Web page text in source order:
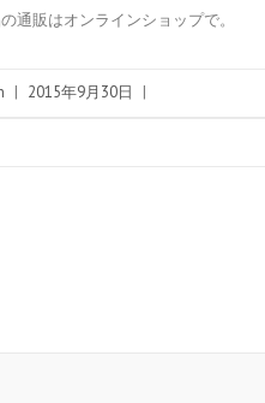
通販はオンラインショップで。
| 2015年9月30日 |